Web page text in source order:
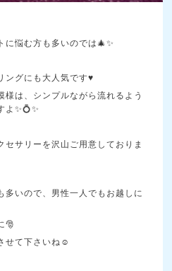
に悩む方も多いのでは🎄✨
ングにも大人気です♥
様は、シンプルながら流れるよう
よ✨💍✨
サリーを沢山ご用意しておりま
多いので、男性一人でもお越しに
🎅
せて下さいね☺